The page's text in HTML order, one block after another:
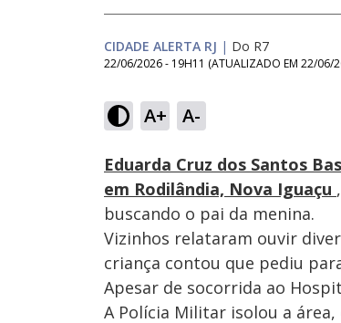
CIDADE ALERTA RJ | Do R7
22/06/2026 - 19H11 (ATUALIZADO EM 22/06/
A+ A-
Ativar
Som
Eduarda Cruz dos Santos
em Rodilândia, Nova Iguaçu
buscando o pai da menina.
Vizinhos relataram ouvir
criança contou que pediu
Apesar de socorrida ao
A Polícia Militar isolou a área,